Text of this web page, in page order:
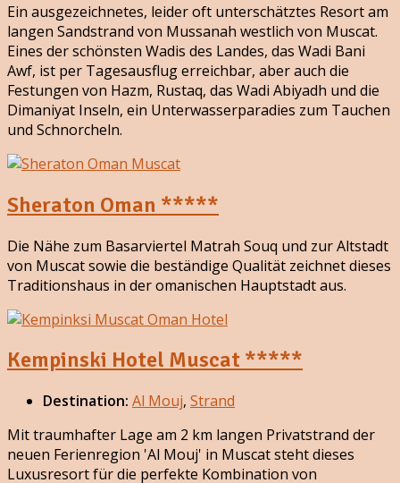
Ein ausgezeichnetes, leider oft unterschätztes Resort am
langen Sandstrand von Mussanah westlich von Muscat.
Eines der schönsten Wadis des Landes, das Wadi Bani
Awf, ist per Tagesausflug erreichbar, aber auch die
Festungen von Hazm, Rustaq, das Wadi Abiyadh und die
Dimaniyat Inseln, ein Unterwasserparadies zum Tauchen
und Schnorcheln.
Sheraton Oman *****
Die Nähe zum Basarviertel Matrah Souq und zur Altstadt
von Muscat sowie die beständige Qualität zeichnet dieses
Traditionshaus in der omanischen Hauptstadt aus.
Kempinski Hotel Muscat *****
Destination: Al Mouj, Strand
Mit traumhafter Lage am 2 km langen Privatstrand der
neuen Ferienregion 'Al Mouj' in Muscat steht dieses
Luxusresort für die perfekte Kombination von